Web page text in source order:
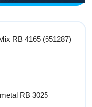
RB 4165 (651287)
RB 3025